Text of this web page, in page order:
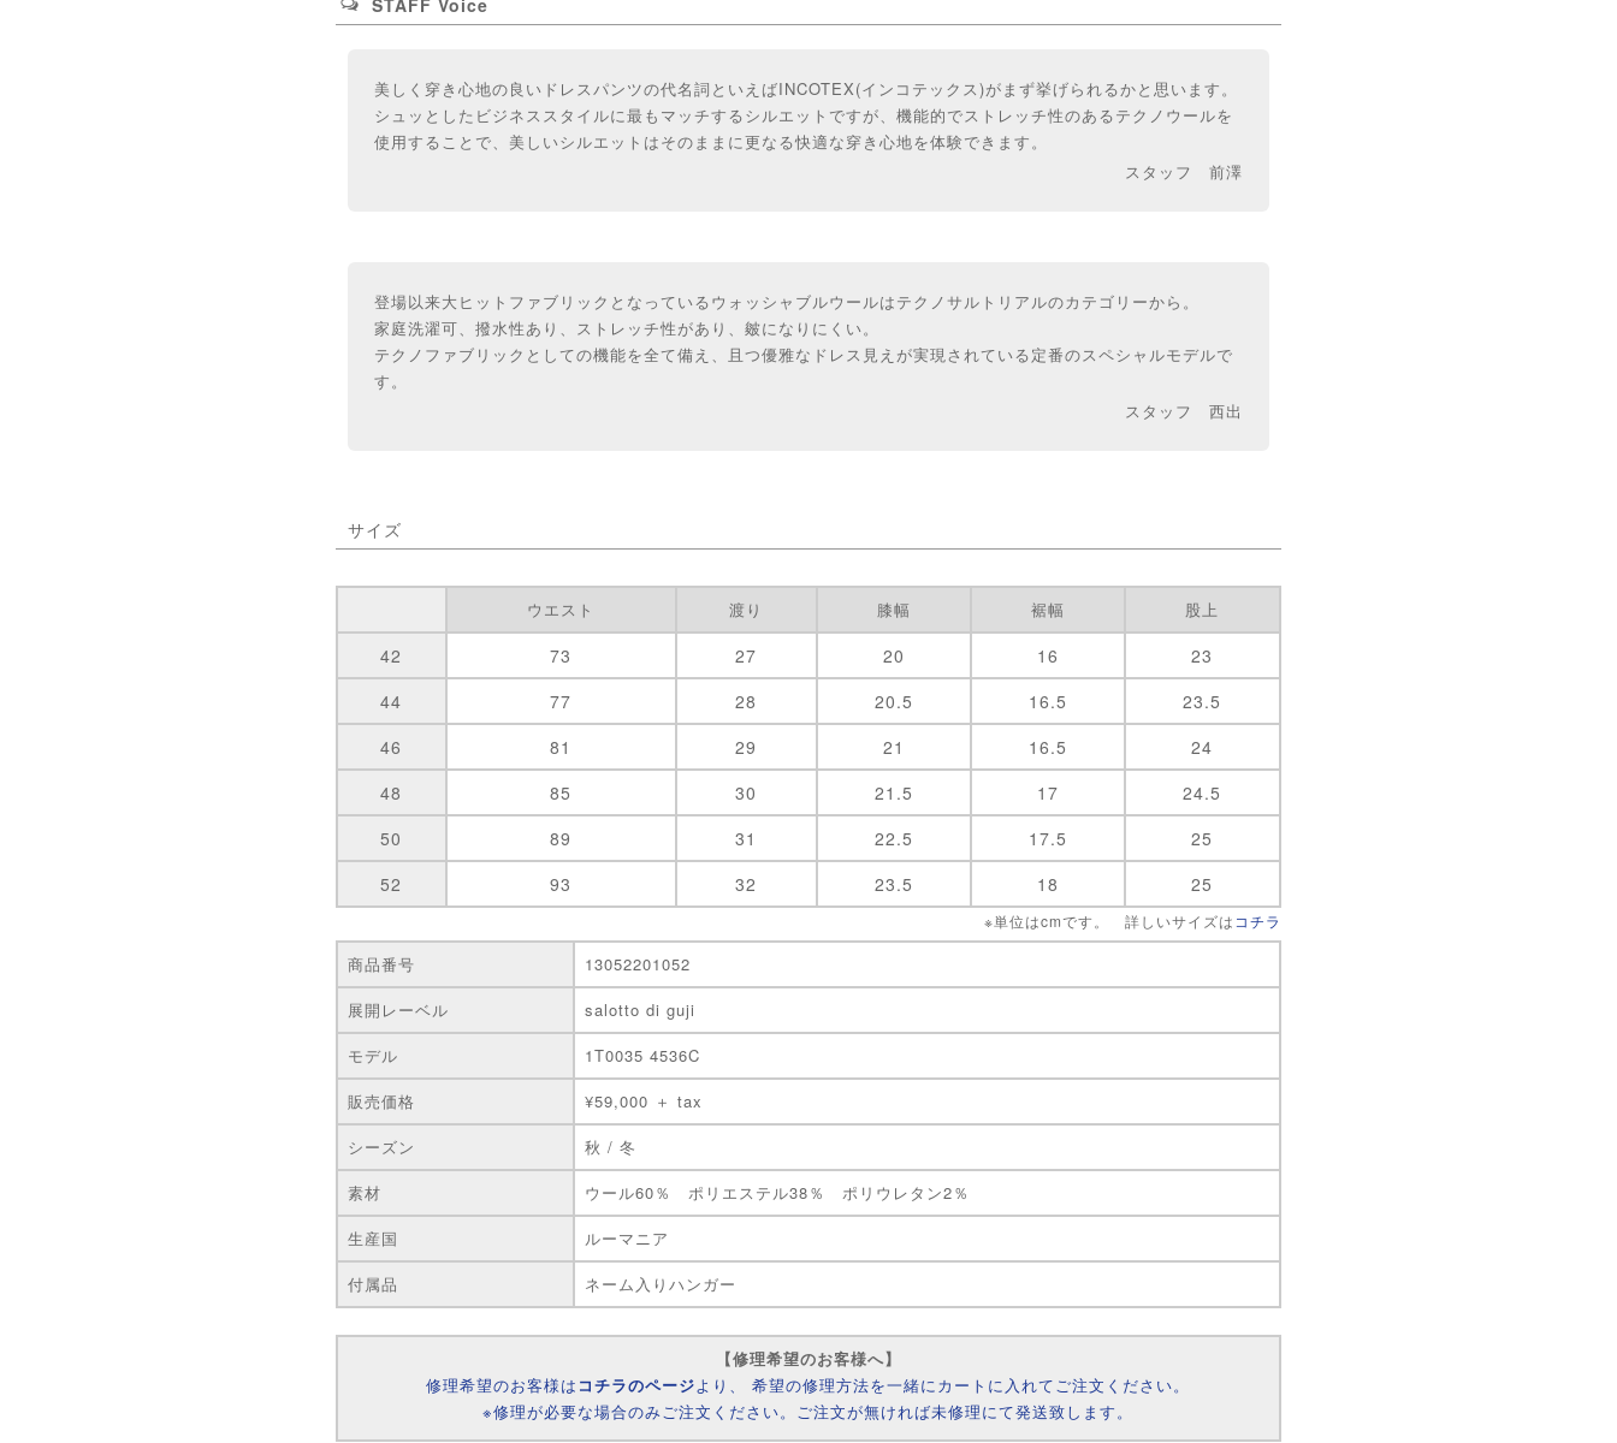
美しく穿き心地の良いドレスパンツの代名詞といえばINCOTEX(インコテックス)がまず挙げられるかと思います。
シュッとしたビジネススタイルに最もマッチするシルエットですが、機能的でストレッチ性のあるテクノウールを
使用することで、美しいシルエットはそのままに更なる快適な穿き心地を体験できます。
スタッフ 前澤
登場以来大ヒットファブリックとなっているウォッシャブルウールはテクノサルトリアルのカテゴリーから。
家庭洗濯可、撥水性あり、ストレッチ性があり、皴になりにくい。
テクノファブリックとしての機能を全て備え、且つ優雅なドレス見えが実現されている定番のスペシャルモデルで
す。
スタッフ 西出
サイズ
ウエスト 渡り 膝幅 裾幅 股上
42 73 27 20 16
23
44
77 28 20.5 16.5
23.5
46
81 29 21 16.5
24
48
85 30 21.5 17
24.5
50
89 31 22.5 17.5
25
52
93 32 23.5 18 25
※単位はcmです。 詳しいサイズは コチラ
商品番号
13052201052
展開レーベル
salotto di guji
モデル
1T0035 4536C
販売価格
¥59,000 ＋ tax
シーズン
秋 / 冬
素材
ウール60％ ポリエステル38％ ポリウレタン2％
生産国
ルーマニア
付属品
ネーム入りハンガー
【修理希望のお客様へ】
修理希望のお客様は コチラのページより、 希望の修理方法を一緒にカートに入れてご注文ください。
※修理が必要な場合のみご注文ください。ご注文が無ければ未修理にて発送致します。